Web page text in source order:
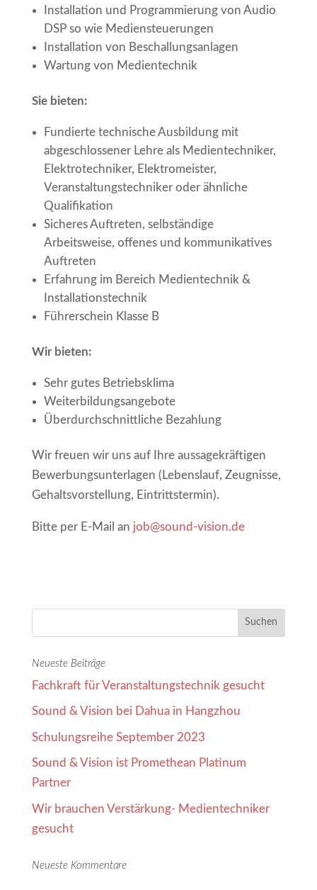
Installation und Programmierung von Audio
DSP so wie Mediensteuerungen
Installation von Beschallungsanlagen
Wartung von Medientechnik
Sie bieten:
Fundierte technische Ausbildung mit
abgeschlossener Lehre als Medientechniker,
Elektrotechniker, Elektromeister,
Veranstaltungstechniker oder ähnliche
Qualifikation
Sicheres Auftreten, selbständige
Arbeitsweise, offenes und kommunikatives
Auftreten
Erfahrung im Bereich Medientechnik &
Installationstechnik
Führerschein Klasse B
Wir bieten:
Sehr gutes Betriebsklima
Weiterbildungsangebote
Überdurchschnittliche Bezahlung
Wir freuen wir uns auf Ihre aussagekräftigen
Bewerbungsunterlagen (Lebenslauf, Zeugnisse,
Gehaltsvorstellung, Eintrittstermin).
Bitte per E-Mail an job@sound-vision.de
Neueste Beiträge
Fachkraft für Veranstaltungstechnik gesucht
Sound & Vision bei Dahua in Hangzhou
Schulungsreihe September 2023
Sound & Vision ist Promethean Platinum
Partner
Wir brauchen Verstärkung- Medientechniker
gesucht
Neueste Kommentare